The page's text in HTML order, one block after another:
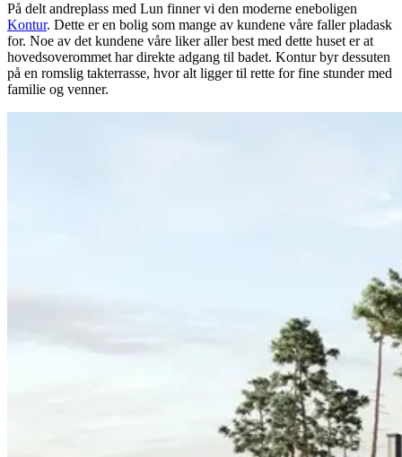
På delt andreplass med Lun finner vi den moderne eneboligen
Kontur. Dette er en bolig som mange av kundene våre faller pladask
for. Noe av det kundene våre liker aller best med dette huset er at
hovedsoverommet har direkte adgang til badet. Kontur byr dessuten
på en romslig takterrasse, hvor alt ligger til rette for fine stunder med
familie og venner.